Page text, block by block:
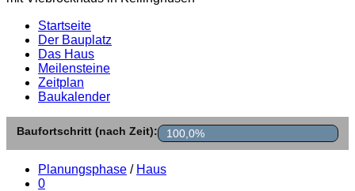
Startseite
Der Bauplatz
Das Haus
Meilensteine
Zeitplan
Baukalender
Baufortschritt (nach Zeit): 100,0%
Planungsphase / Haus
0